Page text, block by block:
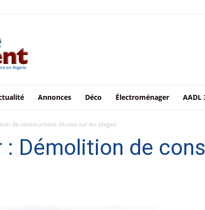
Annonces Déco Électroménager AADL
de constructions illicites sur les plages
: Démolition de